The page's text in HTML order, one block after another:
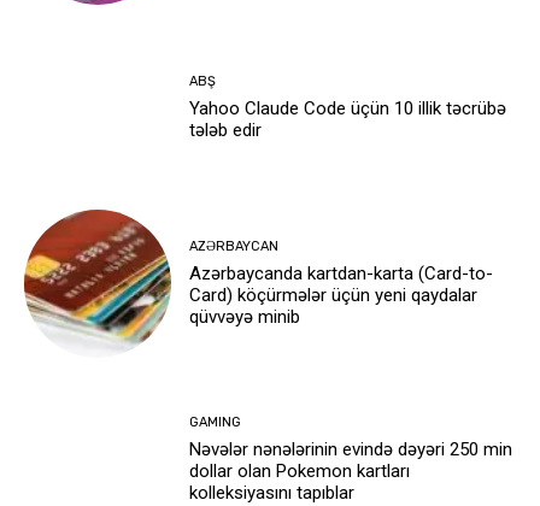
ABŞ
Yahoo Claude Code üçün 10 illik təcrübə
tələb edir
AZƏRBAYCAN
Azərbaycanda kartdan-karta (Card-to-
Card) köçürmələr üçün yeni qaydalar
qüvvəyə minib
GAMING
Nəvələr nənələrinin evində dəyəri 250 min
dollar olan Pokemon kartları
kolleksiyasını tapıblar